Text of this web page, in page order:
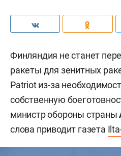
Финляндия не станет
ракеты для зенитных
Patriot из-за
собственную
министр обороны страны
слова приводит газета